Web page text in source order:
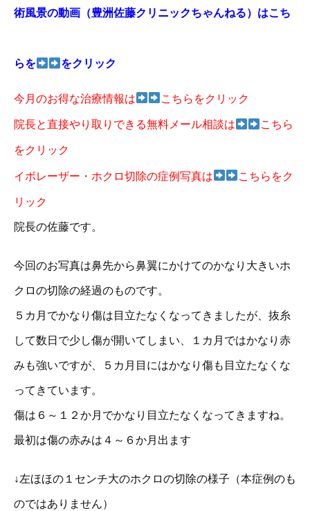
術風景の動画（豊洲佐藤クリニックちゃんねる）はこち
らを をクリック
今月のお得な治療情報は こちらをクリック
院長と直接やり取りできる無料メール相談は こちら
をクリック
イボレーザー・ホクロ切除の症例写真は こちらをク
リック
院長の佐藤です。
今回のお写真は鼻先から鼻翼にかけてのかなり大きいホ
クロの切除の経過のものです。
５カ月でかなり傷は目立たなくなってきましたが、抜糸
して数日で少し傷が開いてしまい、１カ月ではかなり赤
みも強いですが、５カ月目にはかなり傷も目立たなくな
ってきています。
傷は６～１２か月でかなり目立たなくなってきますね。
最初は傷の赤みは４～６か月出ます
↓左ほほの１センチ大のホクロの切除の様子（本症例のも
のではありません）